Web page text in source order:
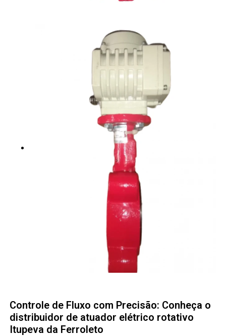
Controle de Fluxo com Precisão: Conheça o
distribuidor de atuador elétrico rotativo
Itupeva da Ferroleto